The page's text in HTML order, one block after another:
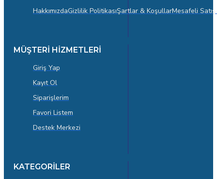
HakkımızdaGizlilik PolitikasıŞartlar & KoşullarMesafeli
MÜŞTERİ HİZMETLERİ
Giriş Yap
Kayıt Ol
Siparişlerim
Favori Listem
Destek Merkezi
KATEGORİLER